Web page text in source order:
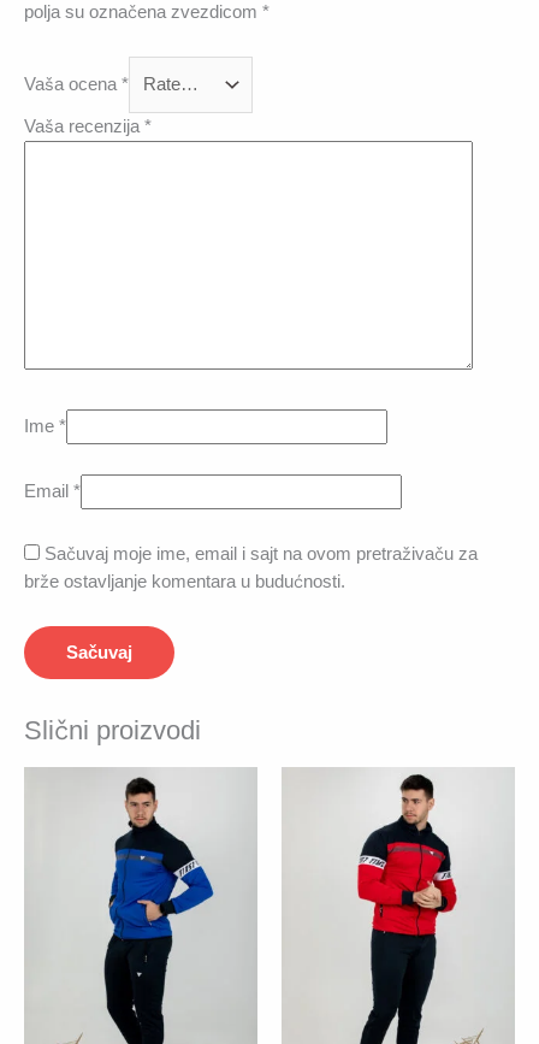
polja su označena zvezdicom *
Vaša ocena*
Vaša recenzija *
Ime *
Email *
Sačuvaj moje ime, email i sajt na ovom pretraživaču za
brže ostavljanje komentara u budućnosti.
Slični proizvodi